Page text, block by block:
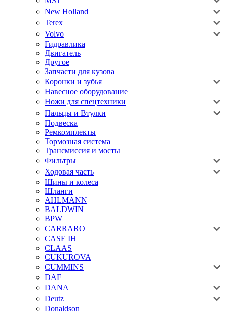
New Holland
Terex
Volvo
Гидравлика
Двигатель
Другое
Запчасти для кузова
Коронки и зубья
Навесное оборудование
Ножи для спецтехники
Пальцы и Втулки
Подвеска
Ремкомплекты
Тормозная система
Трансмиссия и мосты
Фильтры
Ходовая часть
Шины и колеса
Шланги
AHLMANN
BALDWIN
BPW
CARRARO
CASE IH
CLAAS
CUKUROVA
CUMMINS
DAF
DANA
Deutz
Donaldson